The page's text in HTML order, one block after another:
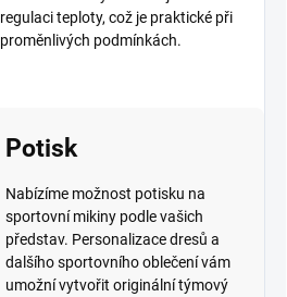
regulaci teploty, což je praktické při
proměnlivých podmínkách.
Potisk
Nabízíme možnost potisku na
sportovní mikiny podle vašich
představ. Personalizace dresů a
dalšího sportovního oblečení vám
umožní vytvořit originální týmový